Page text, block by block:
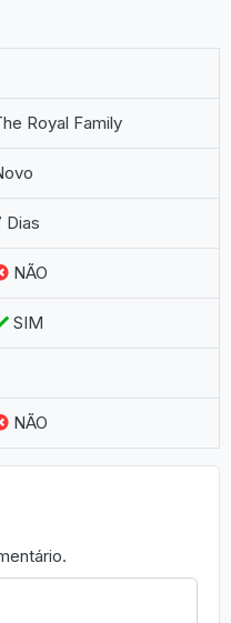
Royal Family
Dias
NÃO
SIM
NÃO